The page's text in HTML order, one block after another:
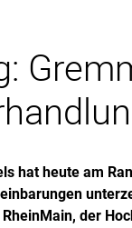
hat heute am
der